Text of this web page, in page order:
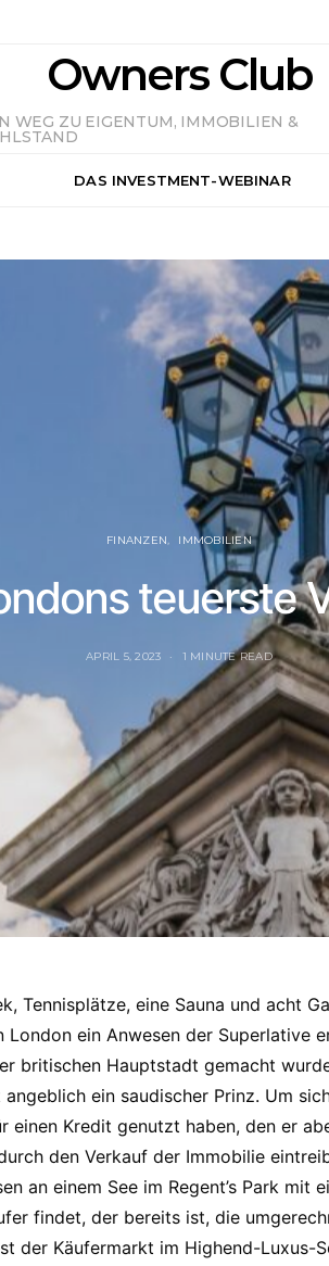
Owners Club
WEG ZU EIGENTUM, IMMOBILIEN &
DAS INVESTMENT-WEBINAR
FINANZEN IMMOBILIEN
teuerste
APRIL 5, 2023 1 MINUTE READ
Tennisplätze, eine Sauna und acht
London ein Anwesen der Superlative
britischen Hauptstadt gemacht
ein saudischer Prinz. Um
einen Kredit genutzt haben, den er
den Verkauf der Immobilie
an einem See im Regent’s Park mit
findet, der bereits ist, die
der Käufermarkt im Highend-Luxus-